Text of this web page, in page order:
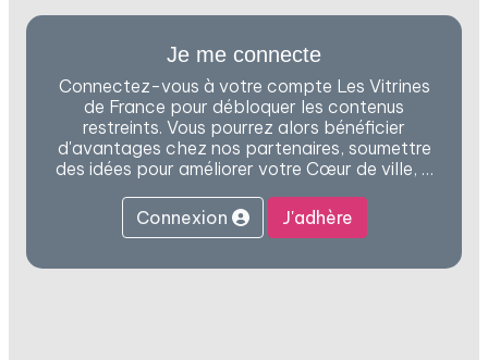
Je me connecte
Connectez-vous à votre compte Les Vitrines
de France pour débloquer les contenus
restreints. Vous pourrez alors bénéficier
d'avantages chez nos partenaires, soumettre
des idées pour améliorer votre Cœur de ville, …
Connexion J'adhère